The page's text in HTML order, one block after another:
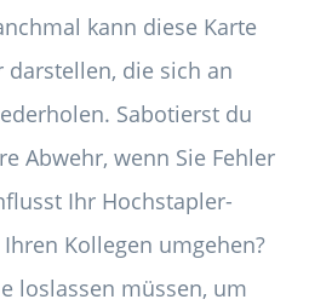
kann diese Karte
darstellen, die sich an
Sabotierst du
Abwehr, wenn Sie Fehler
Ihr Hochstapler-
Kollegen umgehen?
loslassen müssen, um